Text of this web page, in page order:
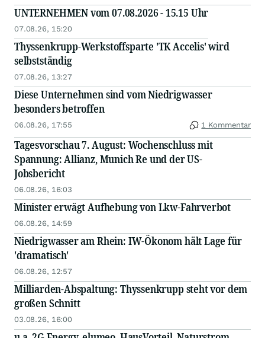
UNTERNEHMEN vom 07.08.2026 - 15.15 Uhr
07.08.26, 15:20
Thyssenkrupp-Werkstoffsparte 'TK Accelis' wird
selbstständig
07.08.26, 13:27
Diese Unternehmen sind vom Niedrigwasser
besonders betroffen
06.08.26, 17:55 1 Kommentar
Tagesvorschau 7. August: Wochenschluss mit
Spannung: Allianz, Munich Re und der US-
Jobsbericht
06.08.26, 16:03
Minister erwägt Aufhebung von Lkw-Fahrverbot
06.08.26, 14:59
Niedrigwasser am Rhein: IW-Ökonom hält Lage für
'dramatisch'
06.08.26, 12:57
Milliarden-Abspaltung: Thyssenkrupp steht vor dem
großen Schnitt
03.08.26, 16:00